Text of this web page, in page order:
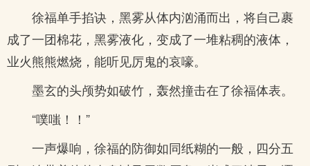
徐福单手掐诀，黑雾从体内汹涌而出，将自己裹
成了一团棉花，黑雾液化，变成了一堆粘稠的液体，
业火熊熊燃烧，能听见厉鬼的哀嚎。
墨玄的头颅势如破竹，轰然撞击在了徐福体表。
“噗嗤！！”
一声爆响，徐福的防御如同纸糊的一般，四分五